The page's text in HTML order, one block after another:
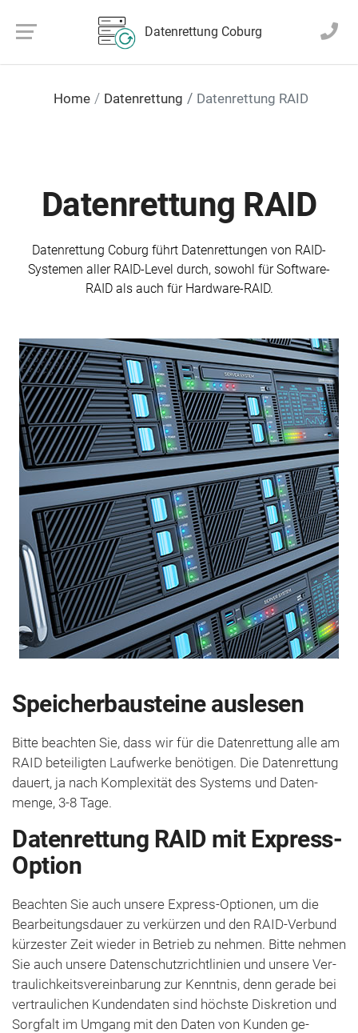
Datenrettung Coburg
Home Datenrettung Datenrettung RAID
Datenrettung RAID
Datenrettung Coburg führt Daten­rettungen von RAID-
Systemen aller RAID-Level durch, sowohl für Software-
RAID als auch für Hardware-RAID.
Speicher­bau­steine aus­lesen
Bitte beachten Sie, dass wir für die Daten­rettung alle am
RAID beteiligten Lauf­werke benötigen. Die Daten­rettung
dauert, ja nach Komplexität des Systems und Daten­
menge, 3-8 Tage.
Datenrettung RAID mit Express-
Option
Beachten Sie auch unsere Express-Optionen, um die
Bearbeitung­sdauer zu verkürzen und den RAID-Verbund
kürzester Zeit wieder in Betrieb zu nehmen. Bitte nehmen
Sie auch unsere Daten­schutz­richt­linien und unsere Ver­
trau­lich­keits­ver­einbar­ung zur Kenntnis, denn gerade bei
ver­traulichen Kunden­daten sind höchste Diskretion und
Sorg­falt im Um­gang mit den Daten von Kunden ge­